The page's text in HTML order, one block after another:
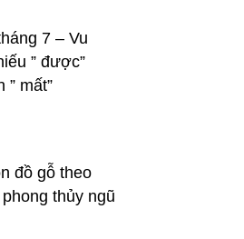
7 – Vu
” được”
” mất”
đồ gỗ theo
thủy ngũ